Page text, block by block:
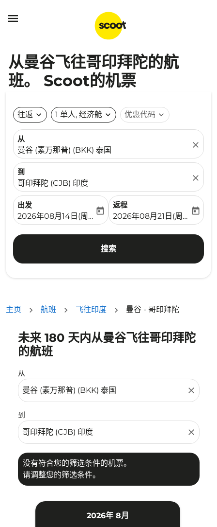

从曼谷飞往哥印拜陀的航
班。 Scoot的机票
往返 expand_more 1 单人, 经济舱 expand_more 优惠代码 expand_more
从
曼谷 (素万那普) (BKK) 泰国
close
到
哥印拜陀 (CJB) 印度
close
出发
fc-booking-departure-date-aria-label
2026年08月14日(周五)
today
返程
fc-booking-return-date-
2026年08月21日(周五)
today
搜索
主页 航班 飞往印度 曼谷 - 哥印拜陀
未来 180 天内从曼谷飞往哥印拜陀
的航班
从
close
到
close
没有符合您的筛选条件的机票。
请调整您的筛选条件。
没有符合您的筛选条件的机票。请调整您的筛选条件。
2026年 8月